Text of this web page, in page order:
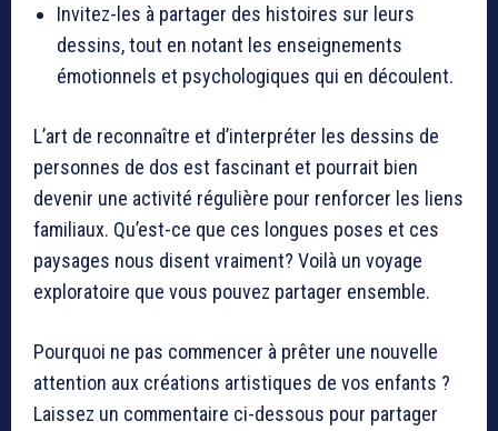
Invitez-les à partager des histoires sur leurs
dessins, tout en notant les enseignements
émotionnels et psychologiques qui en découlent.
L’art de reconnaître et d’interpréter les dessins de
personnes de dos est fascinant et pourrait bien
devenir une activité régulière pour renforcer les liens
familiaux. Qu’est-ce que ces longues poses et ces
paysages nous disent vraiment? Voilà un voyage
exploratoire que vous pouvez partager ensemble.
Pourquoi ne pas commencer à prêter une nouvelle
attention aux créations artistiques de vos enfants ?
Laissez un commentaire ci-dessous pour partager